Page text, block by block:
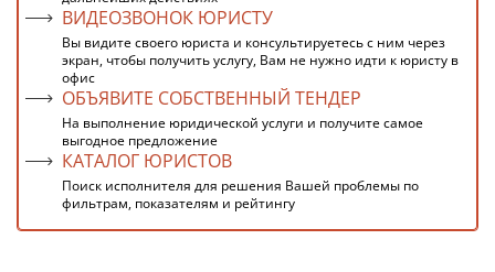
ВИДЕОЗВОНОК ЮРИСТУ
Вы видите своего юриста и консультируетесь с ним через
экран, чтобы получить услугу, Вам не нужно идти к юристу в
офис
ОБЪЯВИТЕ СОБСТВЕННЫЙ ТЕНДЕР
На выполнение юридической услуги и получите самое
выгодное предложение
КАТАЛОГ ЮРИСТОВ
Поиск исполнителя для решения Вашей проблемы по
фильтрам, показателям и рейтингу